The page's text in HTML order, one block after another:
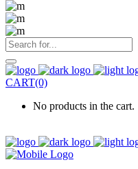
CART(0)
No products in the cart.